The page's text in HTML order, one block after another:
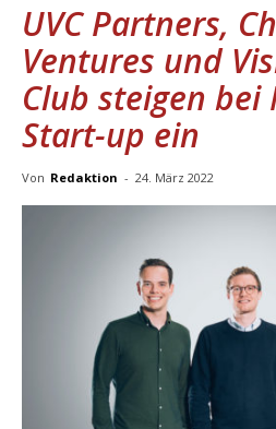
UVC Partners,
Ventures und
Club steigen bei
Start-up ein
Von Redaktion - 24. März 2022